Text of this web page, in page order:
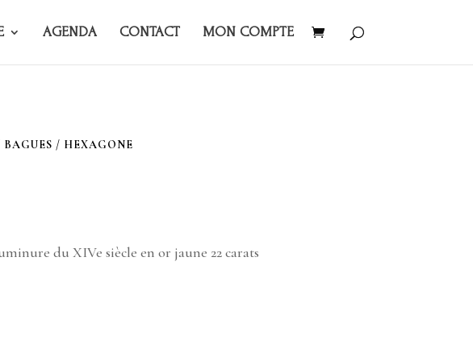
AGENDA CONTACT MON COMPTE
BAGUES / HEXAGONE
du XIVe siècle en or jaune 22 carats